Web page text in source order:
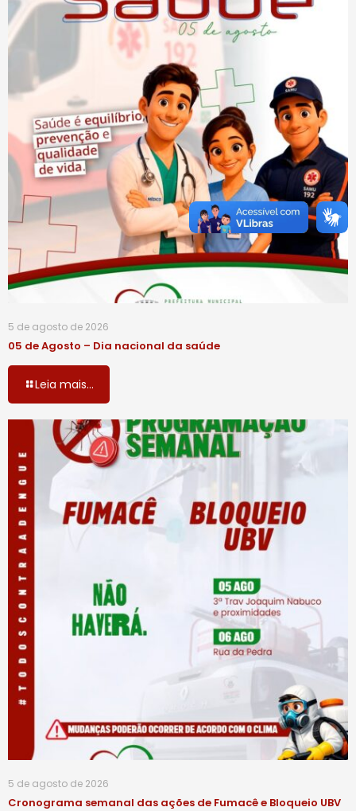
5 de agosto de 2026
05 de Agosto – Dia nacional da saúde
Leia mais...
5 de agosto de 2026
Cronograma semanal das ações de Fumacê e Bloqueio UBV